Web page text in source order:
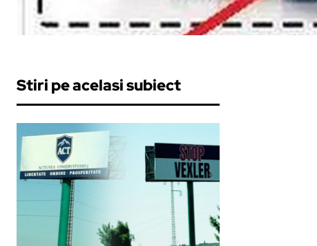
Stiri pe acelasi subiect